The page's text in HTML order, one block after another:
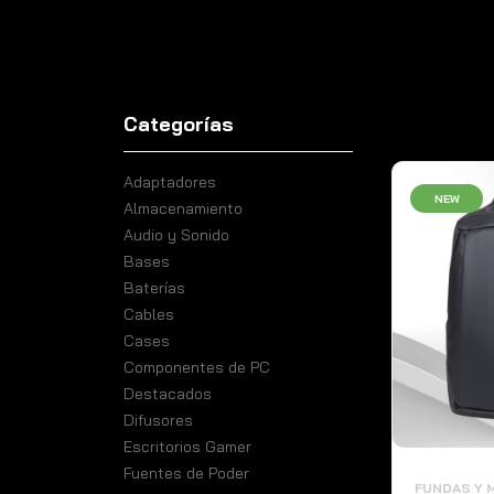
Categorías
Adaptadores
Almacenamiento
Audio y Sonido
Bases
Baterías
Cables
Cases
Componentes de PC
Destacados
Difusores
Escritorios Gamer
Fuentes de Poder
NEW
FUNDAS Y